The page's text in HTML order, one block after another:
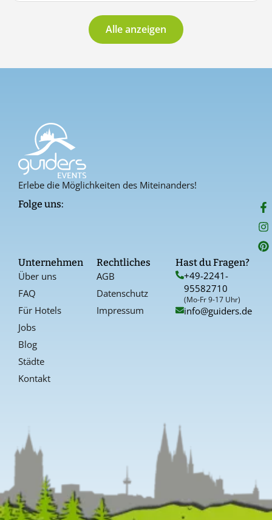
Alle anzeigen
Erlebe die Möglichkeiten des Miteinanders!
Folge uns: F
a
c
e
b
I
n
s
t
a
P
i
n
t
e
Unternehmen
Über uns
FAQ
Für Hotels
Jobs
Blog
Städte
Kontakt
Rechtliches
AGB
Datenschutz
Impressum
Hast du Fragen?
+49-2241-
95582710
(Mo-Fr 9-17 Uhr)
info@guiders.de
Kundenbewertungen und Erfahrungen zu
SEHR GUT